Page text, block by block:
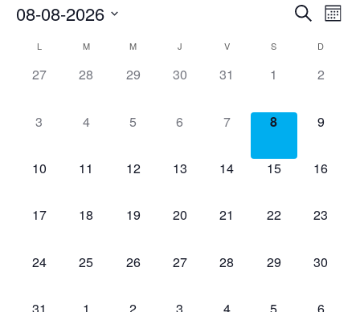
de
vues
Recherche
Mois
08-08-2026
date.
Calendrier
de
Évènements
L M M J V S D
0
27
0
28
0
29
0
30
0
31
0
1
0
2
0
3
0
4
0
5
0
6
0
7
0
8
0
9
0
10
0
11
0
12
0
13
0
14
0
15
0
16
0
17
0
18
0
19
0
20
0
21
0
22
0
23
0
24
0
25
0
26
0
27
0
28
0
29
0
30
0
0
0
0
0
0
0